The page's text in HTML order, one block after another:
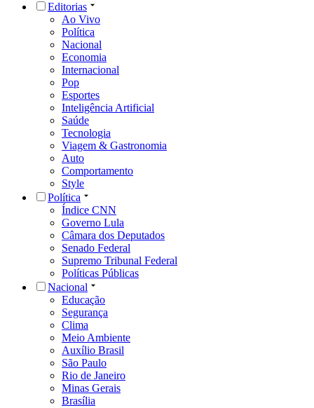
Editorias
Ao Vivo
Política
Nacional
Economia
Internacional
Pop
Esportes
Inteligência Artificial
Saúde
Tecnologia
Viagem & Gastronomia
Auto
Comportamento
Style
Política
Índice CNN
Governo Lula
Câmara dos Deputados
Senado Federal
Supremo Tribunal Federal
Políticas Públicas
Nacional
Educação
Segurança
Clima
Meio Ambiente
Auxílio Brasil
São Paulo
Rio de Janeiro
Minas Gerais
Brasília